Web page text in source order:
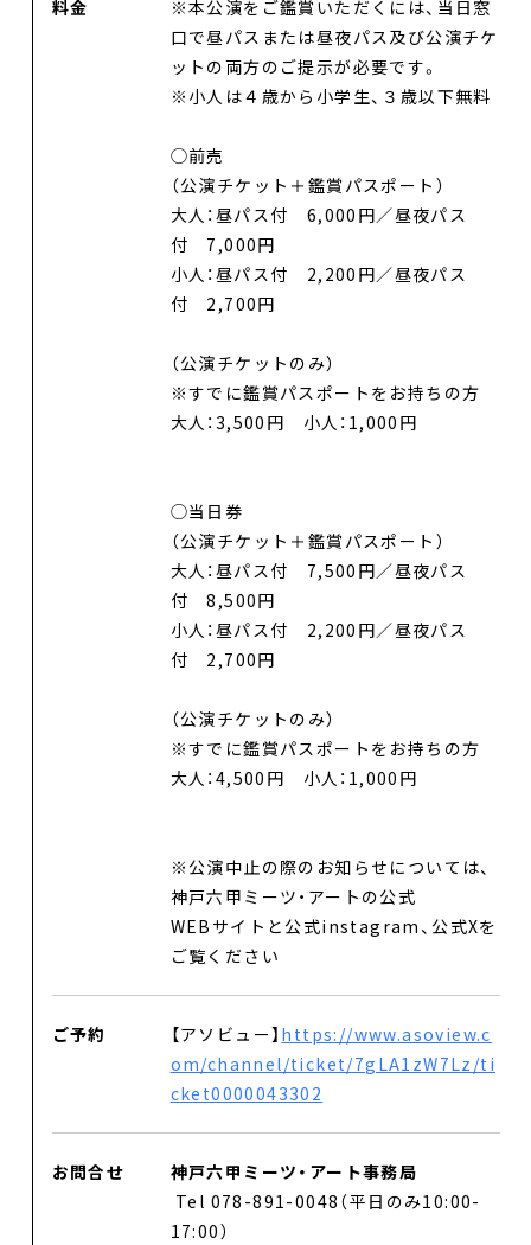
イベント
ネットワーク
お問合せ
Select Language
料金
※本公演をご鑑賞いただくには、当日窓
口で昼パスまたは昼夜パス及び公演チケ
ットの両方のご提示が必要です。
※小人は４歳から小学生、３歳以下無料
◯前売
（公演チケット＋鑑賞パスポート）
大人：昼パス付 6,000円／昼夜パス
付 7,000円
小人：昼パス付 2,200円／昼夜パス
付 2,700円
（公演チケットのみ）
※すでに鑑賞パスポートをお持ちの方
大人：3,500円 小人：1,000円
◯当日券
（公演チケット＋鑑賞パスポート）
大人：昼パス付 7,500円／昼夜パス
付 8,500円
小人：昼パス付 2,200円／昼夜パス
付 2,700円
（公演チケットのみ）
※すでに鑑賞パスポートをお持ちの方
大人：4,500円 小人：1,000円
※公演中止の際のお知らせについては、
神戸六甲ミーツ・アートの公式
WEBサイトと公式instagram、公式Xを
ご覧ください
ご予約 【アソビュー】 https://www.asoview.c
om/channel/ticket/7gLA1zW7Lz/ti
cket0000043302
お問合せ
神戸六甲ミーツ・アート事務局
Tel 078-891-0048（平日のみ10:00-
17:00）